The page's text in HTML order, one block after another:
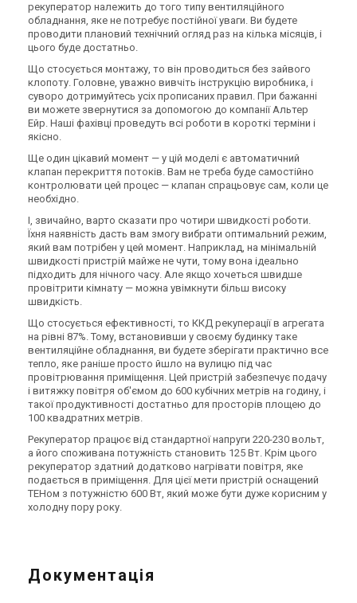
рекуператор належить до того типу вентиляційного
обладнання, яке не потребує постійної уваги. Ви будете
проводити плановий технічний огляд раз на кілька місяців, і
цього буде достатньо.
Що стосується монтажу, то він проводиться без зайвого
клопоту. Головне, уважно вивчіть інструкцію виробника, і
суворо дотримуйтесь усіх прописаних правил. При бажанні
ви можете звернутися за допомогою до компанії Альтер
Ейр. Наші фахівці проведуть всі роботи в короткі терміни і
якісно.
Ще один цікавий момент — у цій моделі є автоматичний
клапан перекриття потоків. Вам не треба буде самостійно
контролювати цей процес — клапан спрацьовує сам, коли це
необхідно.
І, звичайно, варто сказати про чотири швидкості роботи.
Їхня наявність дасть вам змогу вибрати оптимальний режим,
який вам потрібен у цей момент. Наприклад, на мінімальній
швидкості пристрій майже не чути, тому вона ідеально
підходить для нічного часу. Але якщо хочеться швидше
провітрити кімнату — можна увімкнути більш високу
швидкість.
Що стосується ефективності, то ККД рекуперації в агрегата
на рівні 87%. Тому, встановивши у своєму будинку таке
вентиляційне обладнання, ви будете зберігати практично все
тепло, яке раніше просто йшло на вулицю під час
провітрювання приміщення. Цей пристрій забезпечує подачу
і витяжку повітря об'ємом до 600 кубічних метрів на годину, і
такої продуктивності достатньо для просторів площею до
100 квадратних метрів.
Рекуператор працює від стандартної напруги 220-230 вольт,
а його споживана потужність становить 125 Вт. Крім цього
рекуператор здатний додатково нагрівати повітря, яке
подається в приміщення. Для цієї мети пристрій оснащений
ТЕНом з потужністю 600 Вт, який може бути дуже корисним у
холодну пору року.
Документація